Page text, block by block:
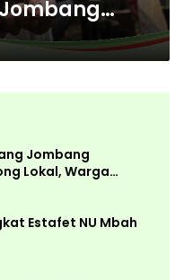
Cacing
Jombang
Lokal, Warga
Mocaf
Estafet NU Mbah